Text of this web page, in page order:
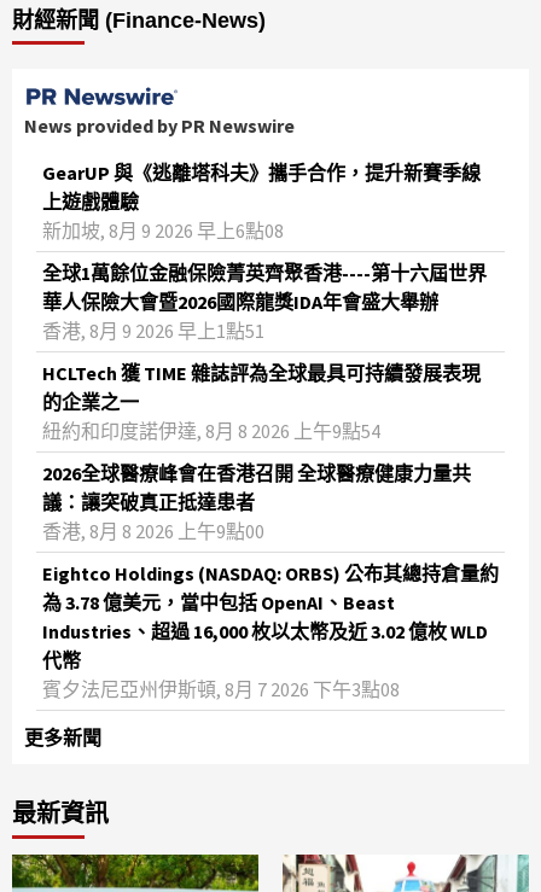
財經新聞 (Finance-News)
News provided by PR Newswire
GearUP 與《逃離塔科夫》攜手合作，提升新賽季線
上遊戲體驗
新加坡, 8月 9 2026 早上6點08
全球1萬餘位金融保險菁英齊聚香港----第十六屆世界
華人保險大會暨2026國際龍獎IDA年會盛大舉辦
香港, 8月 9 2026 早上1點51
HCLTech 獲 TIME 雜誌評為全球最具可持續發展表現
的企業之一
紐約和印度諾伊達, 8月 8 2026 上午9點54
2026全球醫療峰會在香港召開 全球醫療健康力量共
議：讓突破真正抵達患者
香港, 8月 8 2026 上午9點00
Eightco Holdings (NASDAQ: ORBS) 公布其總持倉量約
為 3.78 億美元，當中包括 OpenAI、Beast
Industries、超過 16,000 枚以太幣及近 3.02 億枚 WLD
代幣
賓夕法尼亞州伊斯頓, 8月 7 2026 下午3點08
更多新聞
最新資訊